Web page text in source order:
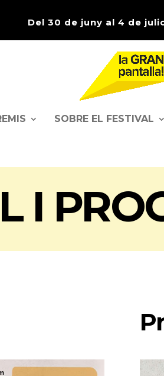
Del 30 de juny al 4 de
SOBRE EL FESTIVAL
I